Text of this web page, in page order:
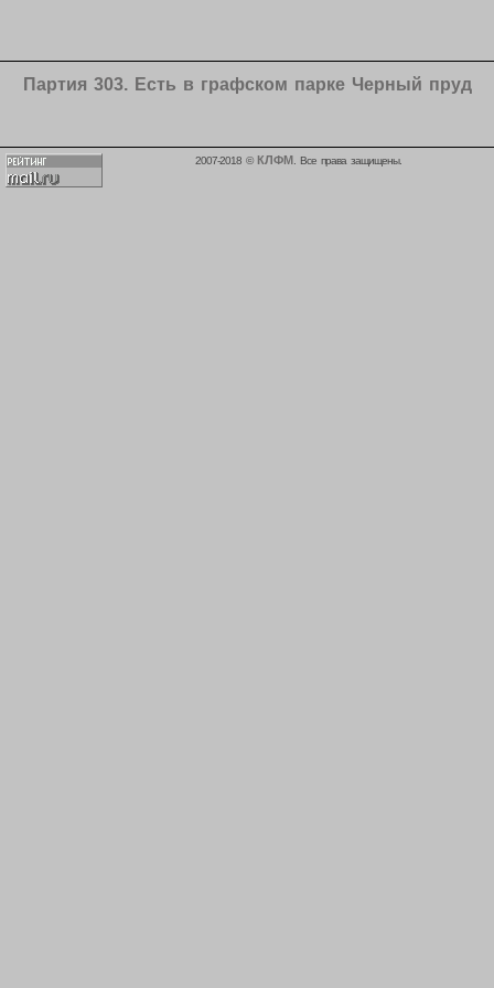
Партия 303. Есть в графском парке Черный пруд
2007-2018 © КЛФМ . Все права защищены.